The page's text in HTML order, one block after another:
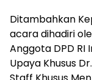
Ditambahkan
acara dihadiri
Anggota DPD RI
Upaya Khusus